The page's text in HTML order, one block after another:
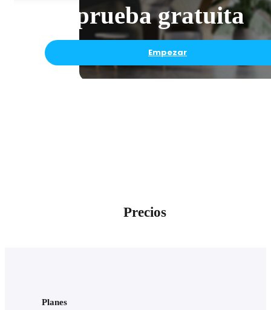
de prueba gratuita
Empezar
Precios
Planes